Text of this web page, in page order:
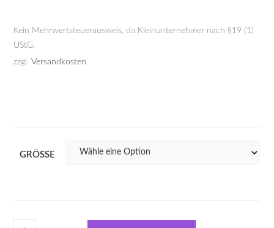
Kein Mehrwertsteuerausweis, da Kleinunternehmer nach §19 (1)
UStG.
zzgl.Versandkosten
GRÖSSE